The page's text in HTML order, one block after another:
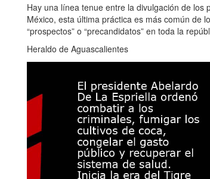
Hay una línea tenue entre la divulgación de
México, esta última práctica es más común de
“prospectos” o “precandidatos” en toda la
Heraldo de Aguascalientes